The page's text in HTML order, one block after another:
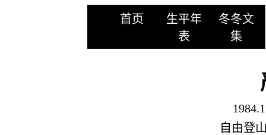
首页
生平年
表
冬冬文
集
自由登